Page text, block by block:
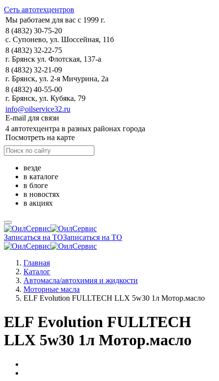
Сеть автотехцентров
Мы работаем для вас с 1999 г.
8 (4832) 30-75-20
с. Супонево, ул. Шоссейная, 11б
8 (4832) 32-22-75
г. Брянск ул. Флотская, 137-а
8 (4832) 32-21-09
г. Брянск, ул. 2-я Мичурина, 2а
8 (4832) 40-55-00
г. Брянск, ул. Кубяка, 79
info@oilservice32.ru
E-mail для связи
4 автотехцентра в разных районах города
Посмотреть на карте
везде
в каталоге
в блоге
в новостях
в акциях
Записаться на ТОЗаписаться на ТО
Главная
Каталог
Автомасла/автохимия и жидкости
Моторные масла
ELF Evolution FULLTECH LLX 5w30 1л Мотор.масло
ELF Evolution FULLTECH
LLX 5w30 1л Мотор.масло